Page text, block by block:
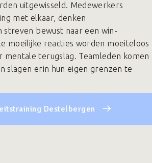
uitgewisseld. Medewerkers
met elkaar, denken
streven bewust naar een win-
moeilijke reacties worden moeiteloos
mentale terugslag. Teamleden komen
slagen erin hun eigen grenzen te
Destelbergen